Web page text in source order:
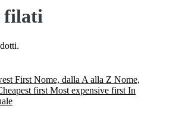
filati
First Nome, dalla A alla Z Nome,
first Most expensive first In